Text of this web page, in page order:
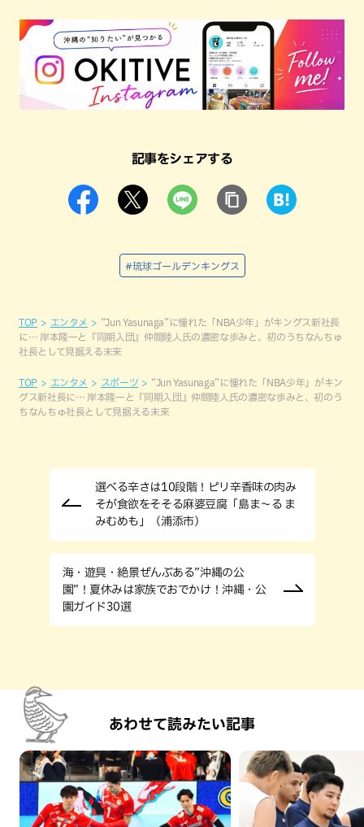
記事をシェアする
#琉球ゴールデンキングス
TOP エンタメ
“Jun Yasunaga”に憧れた「NBA少年」がキングス新社長
に… 岸本隆一と『同期入団』仲間陸人氏の濃密な歩みと、初のうちなんちゅ
社長として見据える未来
TOP エンタメ スポーツ
“Jun Yasunaga”に憧れた「NBA少年」がキン
グス新社長に… 岸本隆一と『同期入団』仲間陸人氏の濃密な歩みと、初のう
ちなんちゅ社長として見据える未来
選べる辛さは10段階！ピリ辛香味の肉み
そが食欲をそそる麻婆豆腐「島ま～る ま
みむめも」（浦添市）
海・遊具・絶景ぜんぶある”沖縄の公
園”！夏休みは家族でおでかけ！沖縄・公
園ガイド30選
あわせて読みたい記事